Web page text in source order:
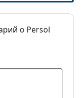
о Persol